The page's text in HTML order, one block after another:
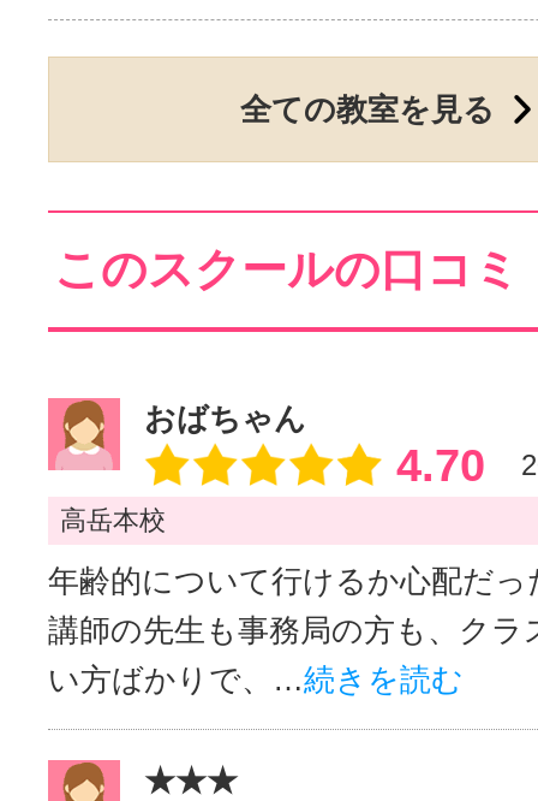
全ての教室を見る
このスクールの口コミ
おばちゃん
4.70
高岳本校
年齢的について行けるか心配だ
講師の先生も事務局の方も、クラ
い方ばかりで、…続きを読む
★★★